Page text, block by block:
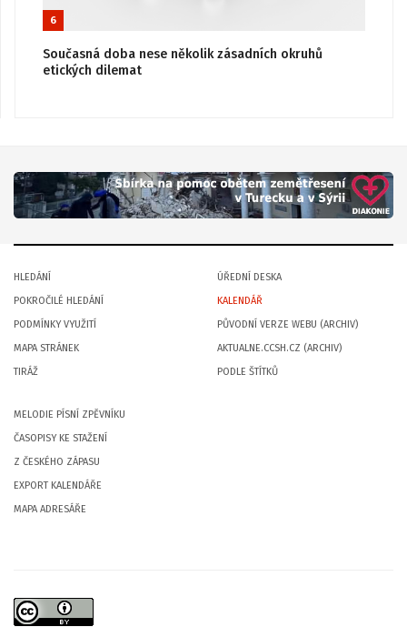
6
Současná doba nese několik zásadních okruhů
etických dilemat
HLEDÁNÍ
POKROČILÉ HLEDÁNÍ
PODMÍNKY VYUŽITÍ
MAPA STRÁNEK
TIRÁŽ
ÚŘEDNÍ DESKA
KALENDÁŘ
PŮVODNÍ VERZE WEBU (ARCHIV)
AKTUALNE.CCSH.CZ (ARCHIV)
PODLE ŠTÍTKŮ
MELODIE PÍSNÍ ZPĚVNÍKU
ČASOPISY KE STAŽENÍ
Z ČESKÉHO ZÁPASU
EXPORT KALENDÁŘE
MAPA ADRESÁŘE